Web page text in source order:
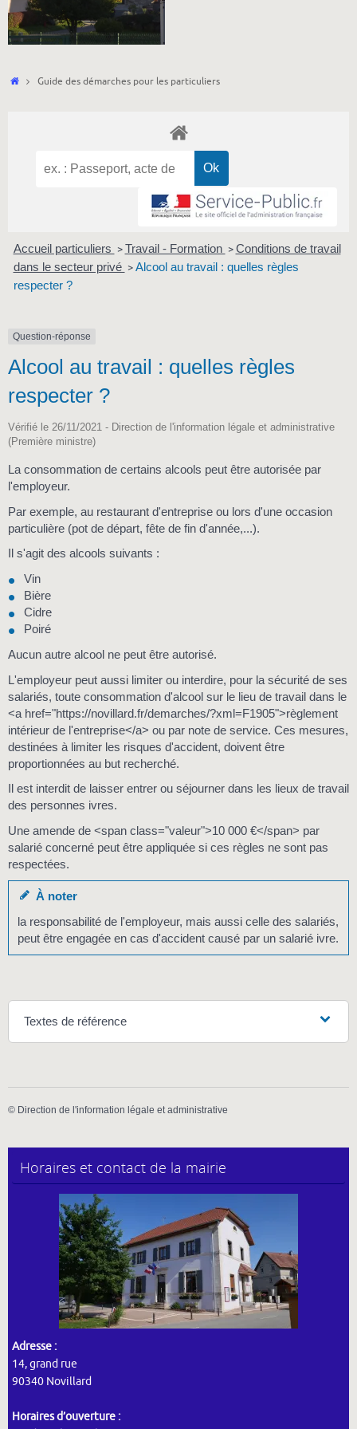
Accueil
Guide des démarches pour les particuliers
Accueil particuliers > Travail - Formation > Conditions de travail
dans le secteur privé > Alcool au travail : quelles règles
respecter ?
Question-réponse
Alcool au travail : quelles règles
respecter ?
Vérifié le 26/11/2021 - Direction de l'information légale et administrative
(Première ministre)
La consommation de certains alcools peut être autorisée par
l'employeur.
Par exemple, au restaurant d'entreprise ou lors d'une occasion
particulière (pot de départ, fête de fin d'année,...).
Il s'agit des alcools suivants :
Vin
Bière
Cidre
Poiré
Aucun autre alcool ne peut être autorisé.
L'employeur peut aussi limiter ou interdire, pour la sécurité de ses
salariés, toute consommation d'alcool sur le lieu de travail dans le
<a href="https://novillard.fr/demarches/?xml=F1905">règlement
intérieur de l'entreprise</a> ou par note de service. Ces mesures,
destinées à limiter les risques d'accident, doivent être
proportionnées au but recherché.
Il est interdit de laisser entrer ou séjourner dans les lieux de travail
des personnes ivres.
Une amende de <span class="valeur">10 000 €</span> par
salarié concerné peut être appliquée si ces règles ne sont pas
respectées.
À noter
la responsabilité de l'employeur, mais aussi celle des salariés,
peut être engagée en cas d'accident causé par un salarié ivre.
Textes de référence
© Direction de l'information légale et administrative
Horaires et contact de la mairie
Adresse :
14, grand rue
90340 Novillard
Horaires d’ouverture :